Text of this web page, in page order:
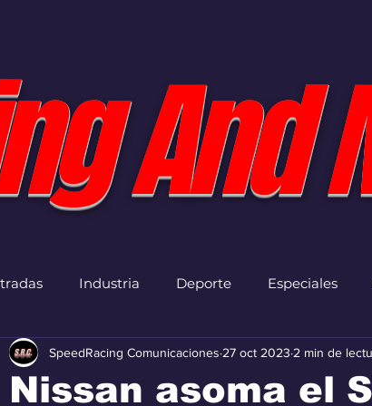
And
Industria Deporte Especiales
Nissan asoma el
SpeedRacing Comunicaciones 27 oct 2023 2 min de